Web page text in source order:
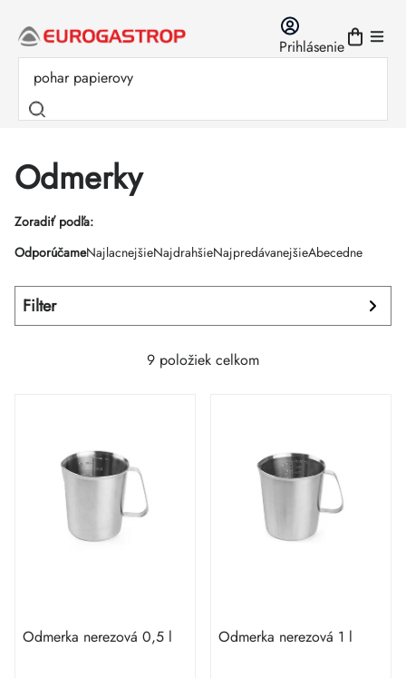
obsah
Prihlásenie
Odmerky
Zoradiť podľa:
Radenie
produktov
OdporúčameNajlacnejšieNajdrahšieNajpredávanejšieAbecedne
Filter
9 položiek celkom
Výpis
produktov
Odmerka nerezová 0,5 l Odmerka nerezová 1 l